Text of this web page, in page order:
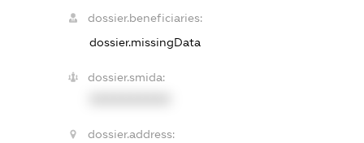
dossier.beneficiaries:
dossier.missingData
dossier.smida:
dossier.address: